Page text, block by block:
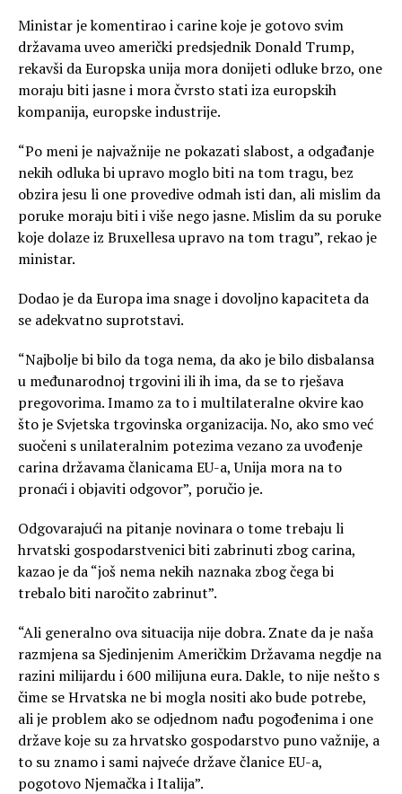
Ministar je komentirao i carine koje je gotovo svim
državama uveo američki predsjednik Donald Trump,
rekavši da Europska unija mora donijeti odluke brzo, one
moraju biti jasne i mora čvrsto stati iza europskih
kompanija, europske industrije.
“Po meni je najvažnije ne pokazati slabost, a odgađanje
nekih odluka bi upravo moglo biti na tom tragu, bez
obzira jesu li one provedive odmah isti dan, ali mislim da
poruke moraju biti i više nego jasne. Mislim da su poruke
koje dolaze iz Bruxellesa upravo na tom tragu”, rekao je
ministar.
Dodao je da Europa ima snage i dovoljno kapaciteta da
se adekvatno suprotstavi.
“Najbolje bi bilo da toga nema, da ako je bilo disbalansa
u međunarodnoj trgovini ili ih ima, da se to rješava
pregovorima. Imamo za to i multilateralne okvire kao
što je Svjetska trgovinska organizacija. No, ako smo već
suočeni s unilateralnim potezima vezano za uvođenje
carina državama članicama EU-a, Unija mora na to
pronaći i objaviti odgovor”, poručio je.
Odgovarajući na pitanje novinara o tome trebaju li
hrvatski gospodarstvenici biti zabrinuti zbog carina,
kazao je da “još nema nekih naznaka zbog čega bi
trebalo biti naročito zabrinut”.
“Ali generalno ova situacija nije dobra. Znate da je naša
razmjena sa Sjedinjenim Američkim Državama negdje na
razini milijardu i 600 milijuna eura. Dakle, to nije nešto s
čime se Hrvatska ne bi mogla nositi ako bude potrebe,
ali je problem ako se odjednom nađu pogođenima i one
države koje su za hrvatsko gospodarstvo puno važnije, a
to su znamo i sami najveće države članice EU-a,
pogotovo Njemačka i Italija”.